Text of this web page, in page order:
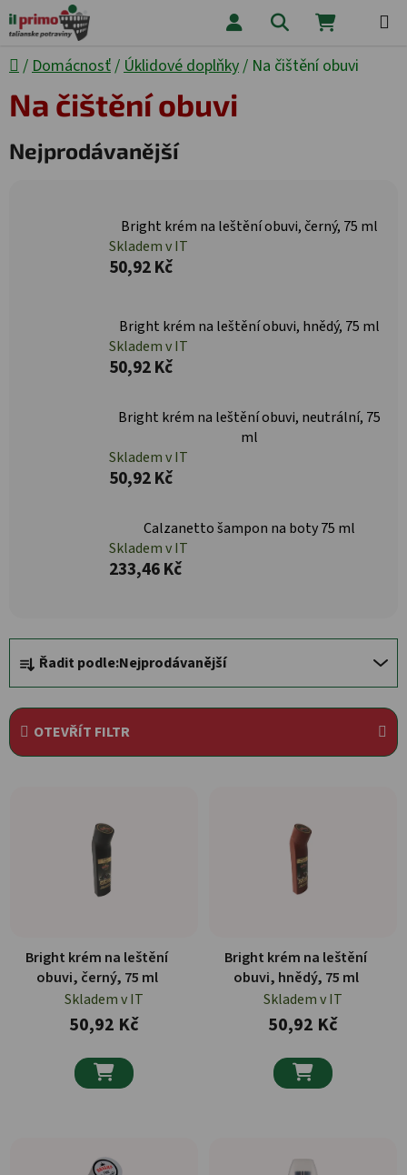
Přejít na obsah Hledat
Domů
/ Domácnosť/ Úklidové doplňky/ Na čištění obuvi
Na čištění obuvi
Nejprodávanější
Bright krém na leštění obuvi, černý, 75 ml
Skladem v IT
50,92 Kč
Bright krém na leštění obuvi, hnědý, 75 ml
Skladem v IT
50,92 Kč
Bright krém na leštění obuvi, neutrální, 75
ml
Skladem v IT
50,92 Kč
Calzanetto šampon na boty 75 ml
Skladem v IT
233,46 Kč
Řazení produktů
Řadit podle:Nejprodávanější
OTEVŘÍT FILTR
Bright krém na leštění
obuvi, černý, 75 ml
Skladem v IT
50,92 Kč

Bright krém na leštění
obuvi, hnědý, 75 ml
Skladem v IT
50,92 Kč
